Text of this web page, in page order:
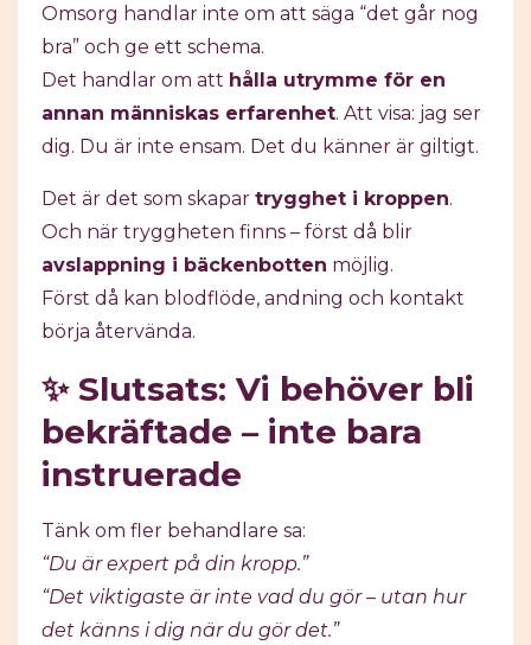
Omsorg handlar inte om att säga “det går nog
bra” och ge ett schema.
Det handlar om att hålla utrymme för en
annan människas erfarenhet. Att visa: jag ser
dig. Du är inte ensam. Det du känner är giltigt.
Det är det som skapar trygghet i kroppen.
Och när tryggheten finns – först då blir
avslappning i bäckenbotten möjlig.
Först då kan blodflöde, andning och kontakt
börja återvända.
✨ Slutsats: Vi behöver bli
bekräftade – inte bara
instruerade
Tänk om fler behandlare sa:
“Du är expert på din kropp.”
“Det viktigaste är inte vad du gör – utan hur
det känns i dig när du gör det.”